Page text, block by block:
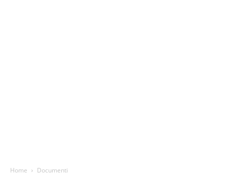
Home Documenti